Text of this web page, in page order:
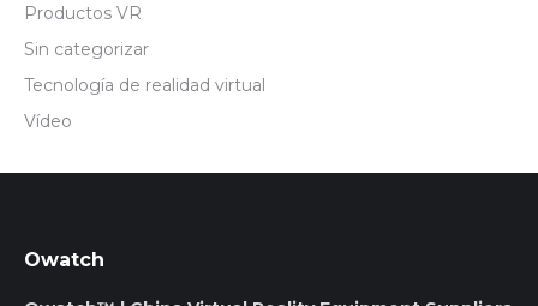
Productos VR
Sin categorizar
Tecnología de realidad virtual
Vídeo
Owatch